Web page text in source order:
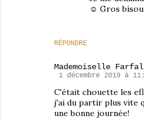
RÉPONDRE
☺ Gros
Mademoiselle
1 décembre 2019 à
C'était chouette les
j'ai du partir plus vite
une bonne journée!